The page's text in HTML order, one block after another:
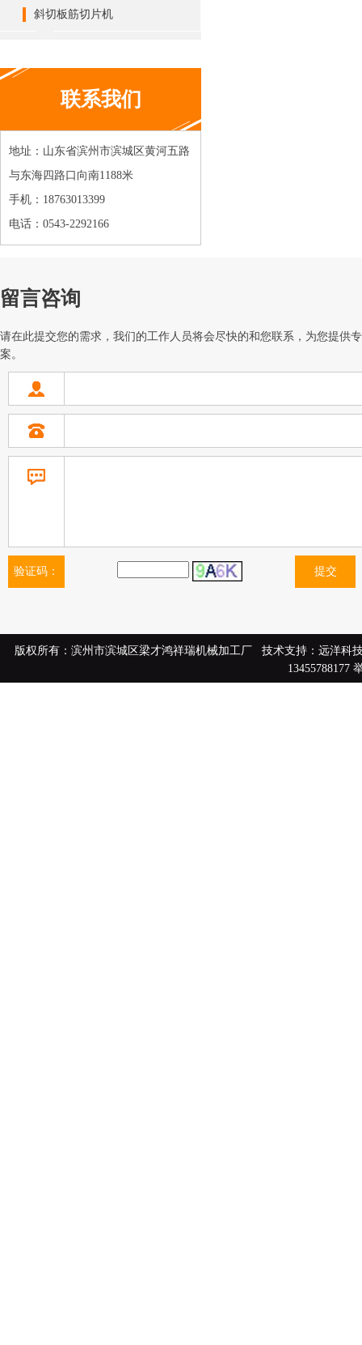
斜切板筋切片机
联系我们
地址：山东省滨州市滨城区黄河五路
与东海四路口向南1188米
手机：18763013399
电话：0543-2292166
留言咨询
请在此提交您的需求，我们的工作人员将会尽快的和您联系，为您提供
案。
验证码：
版权所有：滨州市滨城区梁才鸿祥瑞机械加工厂 技术支持：远洋科
13455788177